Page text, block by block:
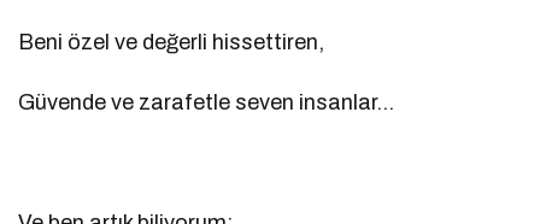
Beni özel ve değerli hissettiren,
Güvende ve zarafetle seven insanlar…